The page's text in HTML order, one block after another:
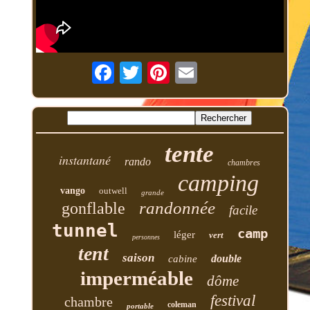
instantané rando tente chambres
vango outwell grande camping
gonflable randonnée facile
tunnel personnes léger vert camp
tent saison cabine double
imperméable dôme
chambre portable coleman festival